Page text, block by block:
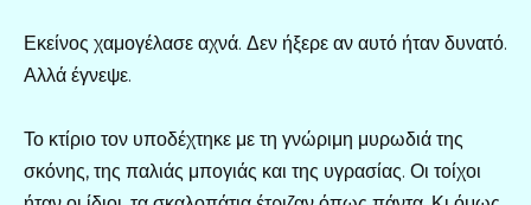
Εκείνος χαμογέλασε αχνά. Δεν ήξερε αν αυτό ήταν δυνατό.
Αλλά έγνεψε.
Το κτίριο τον υποδέχτηκε με τη γνώριμη μυρωδιά της
σκόνης, της παλιάς μπογιάς και της υγρασίας. Οι τοίχοι